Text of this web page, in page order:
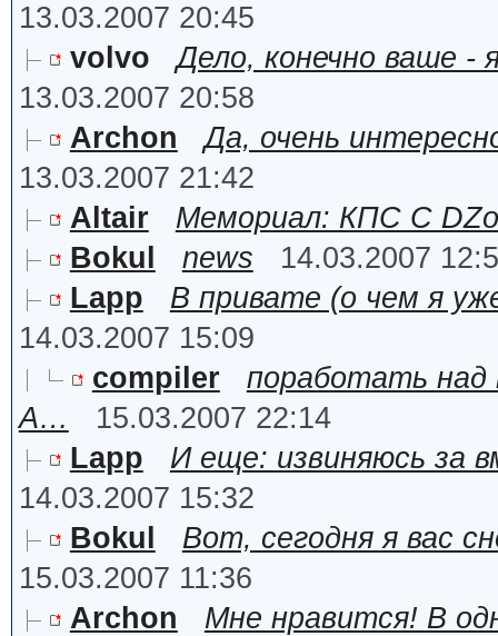
13.03.2007 20:45
volvo
Дело, конечно ваше -
13.03.2007 20:58
Archon
Да, очень
13.03.2007 21:42
Altair
Мемориал: КПС С
Bokul
news
14.03.2007
Lapp
В привате (о чем я
14.03.2007 15:09
compiler
поработать
А…
15.03.2007 22:14
Lapp
И еще: извиняюсь за
14.03.2007 15:32
Bokul
Вот, сегодня я вас
15.03.2007 11:36
Archon
Мне нравится! В